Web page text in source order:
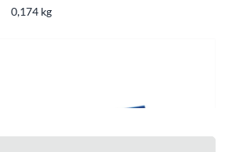
0,174 kg